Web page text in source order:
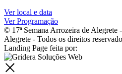
Ver local e data
Ver Programação
© 17ª Semana Arrozeira de Alegrete
Alegrete - Todos os direitos
Landing Page feita por: